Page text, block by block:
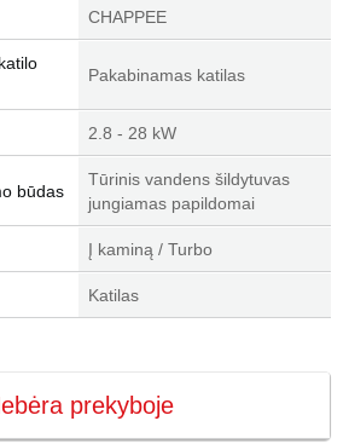
CHAPPEE
Pakabinamas katilas
2.8 - 28 kW
būdas
Tūrinis vandens šildytuvas
jungiamas papildomai
Į kaminą / Turbo
Katilas
prekyboje